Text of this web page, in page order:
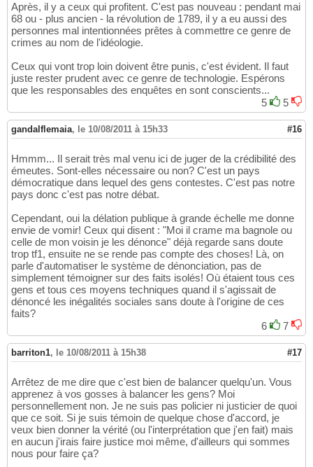
Après, il y a ceux qui profitent. C'est pas nouveau : pendant mai
68 ou - plus ancien - la révolution de 1789, il y a eu aussi des
personnes mal intentionnées prêtes à commettre ce genre de
crimes au nom de l'idéologie.
Ceux qui vont trop loin doivent être punis, c'est évident. Il faut
juste rester prudent avec ce genre de technologie. Espérons
que les responsables des enquêtes en sont conscients...
5
5
gandalflemaia, le 10/08/2011 à 15h33 #16
Hmmm... Il serait très mal venu ici de juger de la crédibilité des
émeutes. Sont-elles nécessaire ou non? C'est un pays
démocratique dans lequel des gens contestes. C'est pas notre
pays donc c'est pas notre débat.
Cependant, oui la délation publique à grande échelle me donne
envie de vomir! Ceux qui disent : "Moi il crame ma bagnole ou
celle de mon voisin je les dénonce" déjà regarde sans doute
trop tf1, ensuite ne se rende pas compte des choses! Là, on
parle d'automatiser le système de dénonciation, pas de
simplement témoigner sur des faits isolés! Où étaient tous ces
gens et tous ces moyens techniques quand il s'agissait de
dénoncé les inégalités sociales sans doute à l'origine de ces
faits?
6
7
barriton1, le 10/08/2011 à 15h38 #17
Arrêtez de me dire que c'est bien de balancer quelqu'un. Vous
apprenez à vos gosses à balancer les gens? Moi
personnellement non. Je ne suis pas policier ni justicier de quoi
que ce soit. Si je suis témoin de quelque chose d'accord, je
veux bien donner la vérité (ou l'interprétation que j'en fait) mais
en aucun j'irais faire justice moi même, d'ailleurs qui sommes
nous pour faire ça?